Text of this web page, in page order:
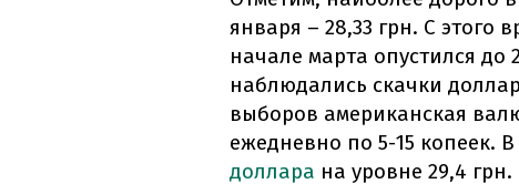
января – 28,33 грн. С этого
начале марта опустился до
наблюдались скачки
выборов американская
ежедневно по 5-15 копеек.
доллара на уровне 29,4 грн.